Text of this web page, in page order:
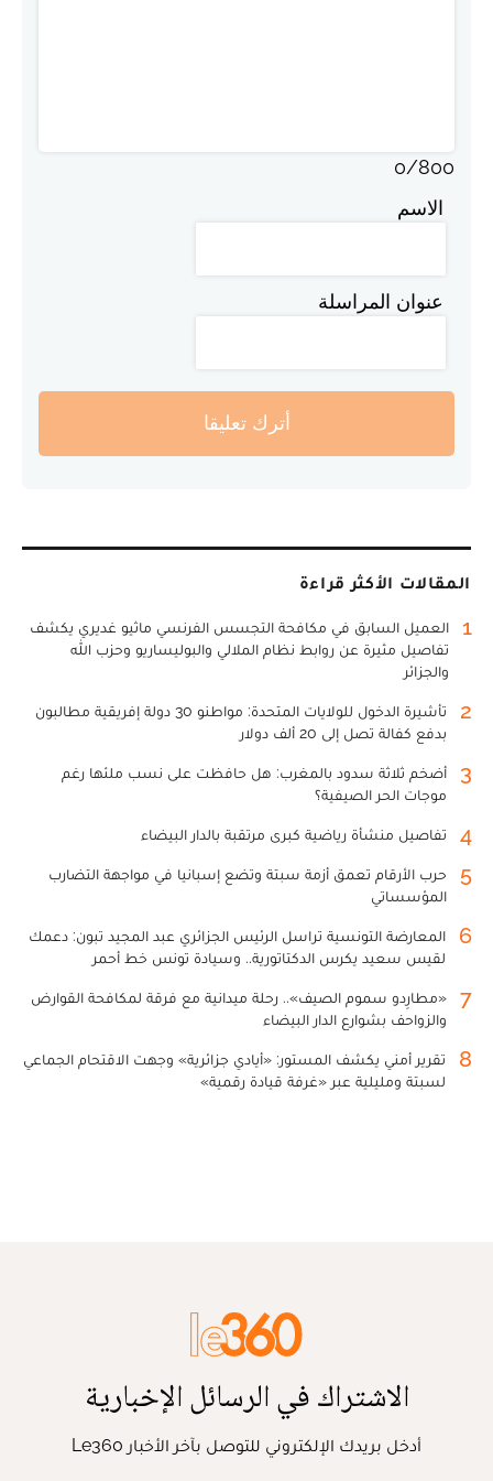
0/800
الاسم
عنوان المراسلة
أترك تعليقا
المقالات الأكثر قراءة
1
العميل السابق في مكافحة التجسس الفرنسي ماثيو غديري يكشف
تفاصيل مثيرة عن روابط نظام الملالي والبوليساريو وحزب الله
والجزائر
2
تأشيرة الدخول للولايات المتحدة: مواطنو 30 دولة إفريقية مطالبون
بدفع كفالة تصل إلى 20 ألف دولار
3
أضخم ثلاثة سدود بالمغرب: هل حافظت على نسب ملئها رغم
موجات الحر الصيفية؟
4 تفاصيل منشأة رياضية كبرى مرتقبة بالدار البيضاء
5
حرب الأرقام تعمق أزمة سبتة وتضع إسبانيا في مواجهة التضارب
المؤسساتي
6
المعارضة التونسية تراسل الرئيس الجزائري عبد المجيد تبون: دعمك
لقيس سعيد يكرس الدكتاتورية.. وسيادة تونس خط أحمر
7
«مطارِدو سموم الصيف».. رحلة ميدانية مع فرقة لمكافحة القوارض
والزواحف بشوارع الدار البيضاء
8
تقرير أمني يكشف المستور: «أيادي جزائرية» وجهت الاقتحام الجماعي
لسبتة ومليلية عبر «غرفة قيادة رقمية»
الاشتراك في الرسائل الإخبارية
أدخل بريدك الإلكتروني للتوصل بآخر الأخبار Le360